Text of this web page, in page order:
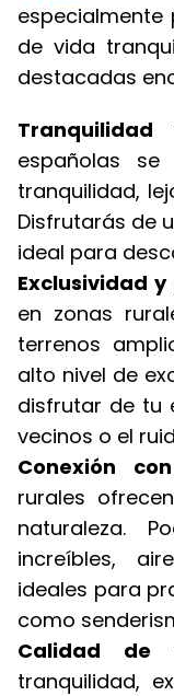
especialmente
de vida
destacadas
españolas
tranquilidad,
Disfrutarás de
ideal para
Exclusividad
en zonas
terrenos
alto nivel de
disfrutar de tu
vecinos o el
Conexión
rurales
naturaleza.
increíbles,
ideales para
como
Calidad de
tranquilidad,